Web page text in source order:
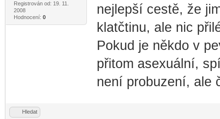
Registrován od: 19. 11.
2008
Hodnocení: 0
nejlepší cestě, že
klatčtinu, ale nic
Pokud je někdo v
přitom asexuální,
není probuzení, ale
Hledat